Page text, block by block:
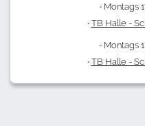
· Montags
· TB Halle -
· Montags
· TB Halle -